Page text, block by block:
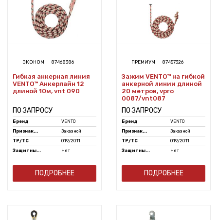
ЭКОНОМ 87468386
Гибкая анкерная линия
VENTO™ Анкерлайн 12
длиной 10м, vnt 090
ПО ЗАПРОСУ
Бренд
VENTO
Признак...
Заказной
ТР/ТС
019/2011
Защитны...
Нет
ПОДРОБНЕЕ
ПРЕМИУМ 87457326
Зажим VENTO™ на гибкой
анкерной линии длиной
20 метров, vpro
0087/vnt087
ПО ЗАПРОСУ
Бренд
VENTO
Признак...
Заказной
ТР/ТС
019/2011
Защитны...
Нет
ПОДРОБНЕЕ